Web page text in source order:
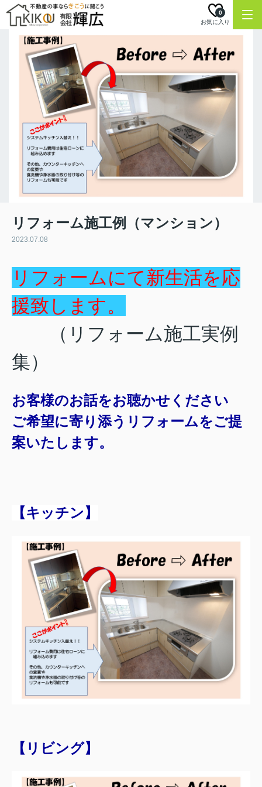
お気に入り
0
リフォーム施工例（マンション）
2023.07.08
リフォームにて新生活を応
援致します。
（リフォーム施工実例
集）
お客様のお話をお聴かせください
ご希望に寄り添うリフォームをご提
案いたします。
【キッチン】
【リビング】